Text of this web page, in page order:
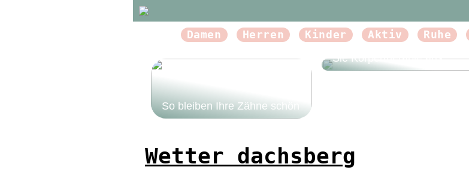
Damen Herren Kinder Aktiv Ruhe
So bleiben Ihre Zähne schön
Beautyforum.dk Tun Sie sich
Sie Körpertherapie aus
Wetter dachsberg